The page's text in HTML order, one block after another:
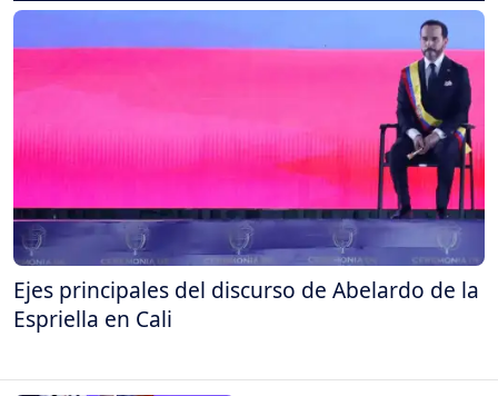
Ejes principales del discurso de Abelardo de la
Espriella en Cali